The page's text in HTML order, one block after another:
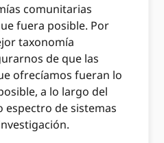
comunitarias
fuera posible. Por
taxonomía
de que las
ofrecíamos fueran lo
a lo largo del
espectro de sistemas